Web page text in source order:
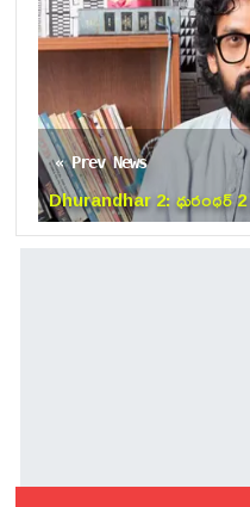
« Prev News
Dhurandhar 2: ధురంధర్
లైంగిక వేధింపుల కేసు..